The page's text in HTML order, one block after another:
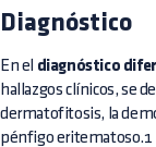
Diagnóstico
En el diagnóstico
hallazgos clínicos, se
dermatofitosis, la
pénfigo eritematoso.1